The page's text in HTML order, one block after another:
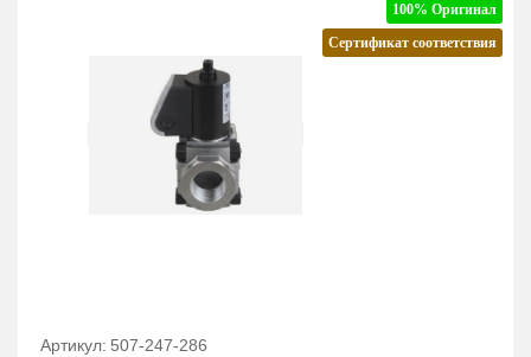
100% Оригинал
Сертификат соответствия
Артикул: 507-247-286